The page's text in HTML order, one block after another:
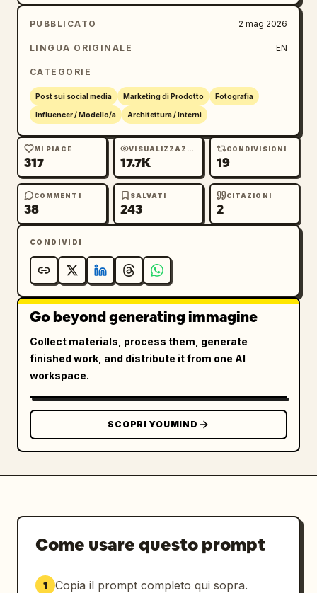
PUBBLICATO 2 mag 2026
LINGUA ORIGINALE EN
CATEGORIE
Post sui social media Marketing di Prodotto Fotografia
Influencer / Modello/a Architettura / Interni
MI PIACE
317
VISUALIZZAZIONI
17.7K
CONDIVISIONI
19
COMMENTI
38
SALVATI
243
CITAZIONI
2
CONDIVIDI
Go beyond generating immagine
Collect materials, process them, generate
finished work, and distribute it from one AI
workspace.
SCOPRI YOUMIND
Come usare questo prompt
1 Copia il prompt completo qui sopra.